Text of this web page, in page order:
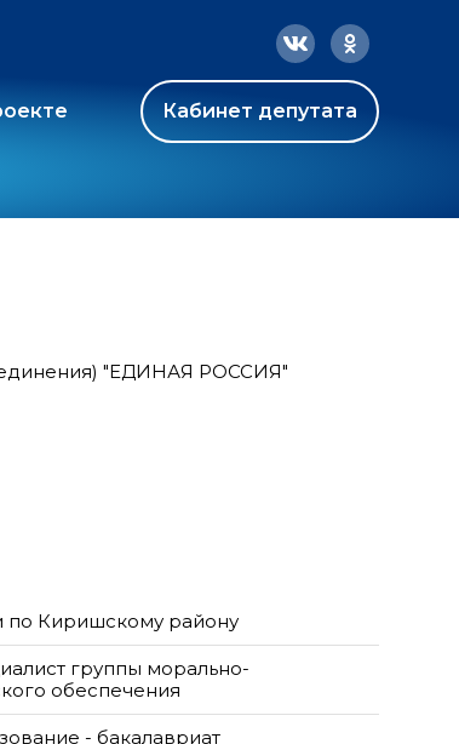
Кабинет депутата
"ЕДИНАЯ РОССИЯ"
Киришскому району
группы морально-
обеспечения
- бакалавриат